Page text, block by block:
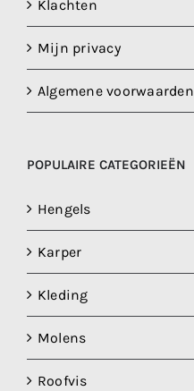
Klachten
Mijn privacy
Algemene voorwaarden
POPULAIRE CATEGORIEËN
Hengels
Karper
Kleding
Molens
Roofvis